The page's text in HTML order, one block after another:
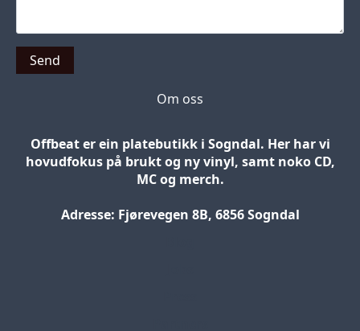
Send
Om oss
Offbeat er ein platebutikk i Sogndal. Her har vi
hovudfokus på brukt og ny vinyl, samt noko CD,
MC og merch.
Adresse: Fjørevegen 8B, 6856 Sogndal